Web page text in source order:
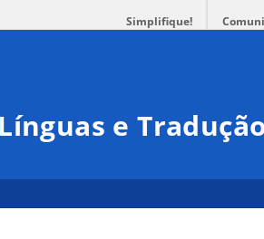
Simplifique!
e